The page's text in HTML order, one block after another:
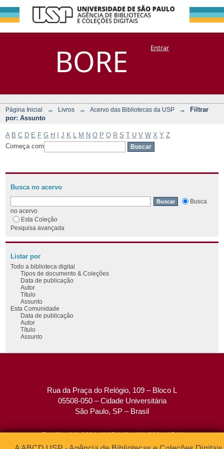
BORE
Filtrar por:
Assunto
DSpace/Manakin + CoriscoEntrar
Página Inicial → Livros → Acervo das Bibliotecas da USP →
Filtrar
por: Assunto
A B C D E F G H J K M N O P Q R S T U V W X Y Z
Começa com
Busca no acervo
Busca
no acervo
Esta Coleção
Pesquisa avançada
Listar por
Todo a biblioteca digital
Tipos de documento & Coleções
Data de publicação
Autor
Título
Assunto
Esta Comunidade
Data de publicação
Autor
Título
Assunto
Rua da Praça do Relógio, 109 – Bloco L
05508-050 – Cidade Universitária
São Paulo, SP – Brasil
Tel: (0xx11) 3091-4195 / (0xx11) 3091-1541
Fax: (0xx11) 3091-1567